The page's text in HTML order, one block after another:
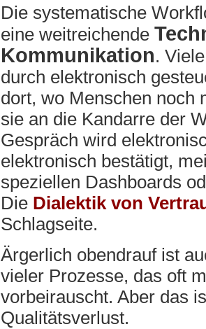
Die systematische
eine weitreichende
Kommunikation.
durch elektronisch
dort, wo Menschen noch
sie an die Kandarre der
Gespräch wird
elektronisch bestätigt,
speziellen Dashboards
Die Dialektik von
Schlagseite.
Ärgerlich obendrauf ist
vieler Prozesse, das oft
vorbeirauscht. Aber das
Qualitätsverlust.